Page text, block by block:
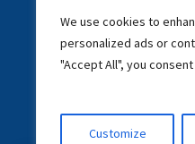
We use cookies to
personalized ads or
"Accept All", you
Customize